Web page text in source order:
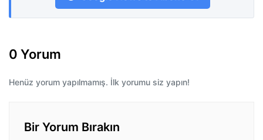
0 Yorum
Henüz yorum yapılmamış. İlk yorumu siz yapın!
Bir Yorum Bırakın